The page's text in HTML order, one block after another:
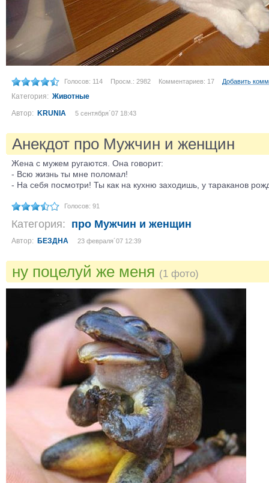
Голосов: 114 Просм.: 2982 Комментариев: 17 Добавить
Категория: Животные
Автор: KRUNIA 5 сентября´07 18:43
Анекдот про Мужчин и женщин
Жена с мужем ругаются. Она говорит:
- Всю жизнь ты мне поломал!
- На себя посмотри! Ты как на кухню заходишь, у тараканов
Голосов: 91
Категория: про Мужчин и женщин
Автор: БЕЗДНА 23 февраля´07 12:39
ну поцелуй же меня (1 фото)